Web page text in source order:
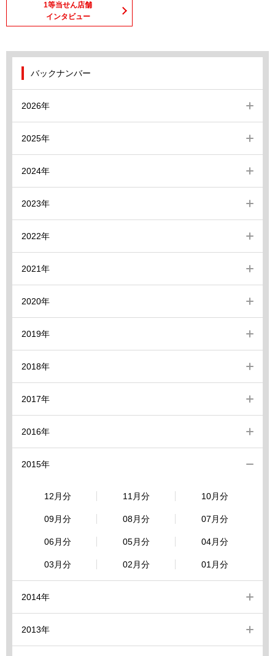
1等当せん店舗
インタビュー
バックナンバー
2026年
2025年
2024年
2023年
2022年
2021年
2020年
2019年
2018年
2017年
2016年
2015年
12月分 11月分 10月分
09月分 08月分 07月分
06月分 05月分 04月分
03月分 02月分 01月分
2014年
2013年